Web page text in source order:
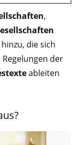
,
hinzu, die sich
der
ableiten